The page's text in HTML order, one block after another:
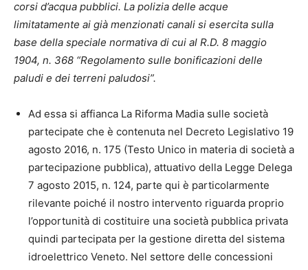
corsi d’acqua pubblici. La polizia delle acque
limitatamente ai già menzionati canali si esercita sulla
base della speciale normativa di cui al R.D. 8 maggio
1904, n. 368 “Regolamento sulle bonificazioni delle
paludi e dei terreni paludosi”.
Ad essa si affianca La Riforma Madia sulle società
partecipate che è contenuta nel Decreto Legislativo 19
agosto 2016, n. 175 (Testo Unico in materia di società a
partecipazione pubblica), attuativo della Legge Delega
7 agosto 2015, n. 124, parte qui è particolarmente
rilevante poiché il nostro intervento riguarda proprio
l’opportunità di costituire una società pubblica privata
quindi partecipata per la gestione diretta del sistema
idroelettrico Veneto. Nel settore delle concessioni